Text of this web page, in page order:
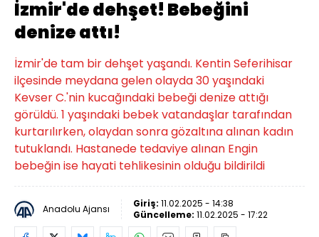
İzmir'de dehşet! Bebeğini
denize attı!
İzmir'de tam bir dehşet yaşandı. Kentin Seferihisar
ilçesinde meydana gelen olayda 30 yaşındaki
Kevser C.'nin kucağındaki bebeği denize attığı
görüldü. 1 yaşındaki bebek vatandaşlar tarafından
kurtarılırken, olaydan sonra gözaltına alınan kadın
tutuklandı. Hastanede tedaviye alınan Engin
bebeğin ise hayati tehlikesinin olduğu bildirildi
Anadolu Ajansı Giriş: 11.02.2025 - 14:38
Güncelleme: 11.02.2025 - 17:22